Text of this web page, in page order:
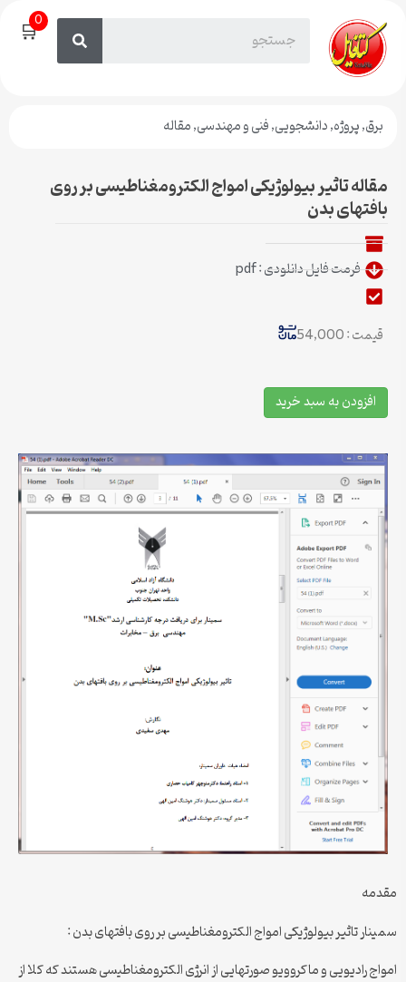
🛒0
برق,پروژه,دانشجویی,فنی و مهندسی,مقاله
مقاله تاثیر بیولوژیکی امواج الکترومغناطیسی بر روی
بافتهای بدن
فرمت فایل دانلودی : pdf
قیمت : 54,000
افزودن به سبد خرید
مقدمه
سمینار تاثیر بیولوژیکی امواج الکترومغناطیسی بر روی بافتهای بدن :
امواج رادیویی و ماکروویو صورتهایی از انرژی الکترومغناطیسی هستند که کلا از